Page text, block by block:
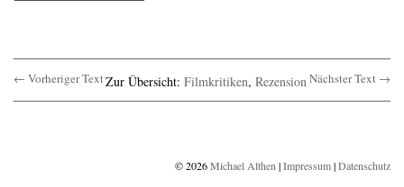
← Vorheriger TextZur Übersicht: Filmkritiken, RezensionNächster Text →
© 2026Michael Althen |Impressum|Datenschutz